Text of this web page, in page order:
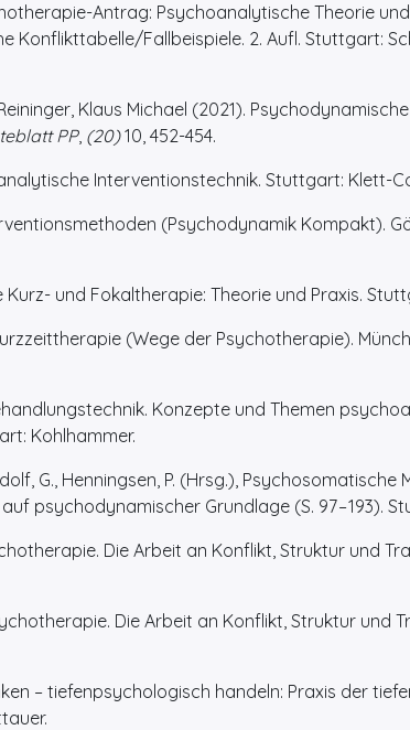
Antrag: Psychoanalytische Theorie
Konflikttabelle/Fallbeispiele. 2. Aufl. Stuttgart:
Klaus Michael (2021).
PP, (20)10, 452-454.
Interventionstechnik. Stuttgart: Klett-
(Psychodynamik Kompakt).
und Fokaltherapie: Theorie und Praxis.
(Wege der Psychotherapie).
Konzepte und Themen
Kohlhammer.
G., Henningsen, P. (Hrsg.), Psychosomatische
psychodynamischer Grundlage (S. 97 – 193).
Die Arbeit an Konflikt, Struktur und
Die Arbeit an Konflikt, Struktur und
– tiefenpsychologisch handeln: Praxis der